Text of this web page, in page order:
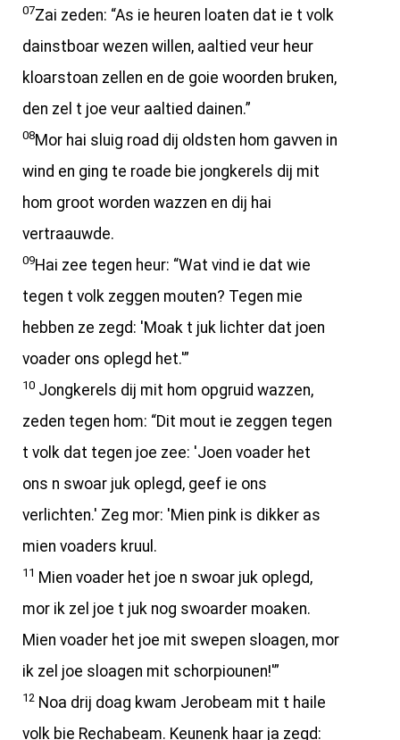
07Zai zeden: “As ie heuren loaten dat ie t volk
dainstboar wezen willen, aaltied veur heur
kloarstoan zellen en de goie woorden bruken,
den zel t joe veur aaltied dainen.”
08Mor hai sluig road dij oldsten hom gavven in
wind en ging te roade bie jongkerels dij mit
hom groot worden wazzen en dij hai
vertraauwde.
09Hai zee tegen heur: “Wat vind ie dat wie
tegen t volk zeggen mouten? Tegen mie
hebben ze zegd: 'Moak t juk lichter dat joen
voader ons oplegd het.'”
10 Jongkerels dij mit hom opgruid wazzen,
zeden tegen hom: “Dit mout ie zeggen tegen
t volk dat tegen joe zee: 'Joen voader het
ons n swoar juk oplegd, geef ie ons
verlichten.' Zeg mor: 'Mien pink is dikker as
mien voaders kruul.
11 Mien voader het joe n swoar juk oplegd,
mor ik zel joe t juk nog swoarder moaken.
Mien voader het joe mit swepen sloagen, mor
ik zel joe sloagen mit schorpiounen!'”
12 Noa drij doag kwam Jerobeam mit t haile
volk bie Rechabeam. Keunenk haar ja zegd: